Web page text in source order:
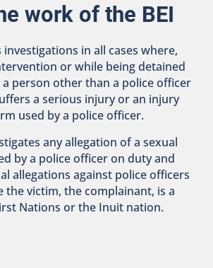
work of the BEI
investigations in all cases where,
or while being detained
a person other than a police officer
a serious injury or an injury
used by a police officer.
any allegation of a sexual
by a police officer on duty and
allegations against police officers
the victim, the complainant, is a
Nations or the Inuit nation.